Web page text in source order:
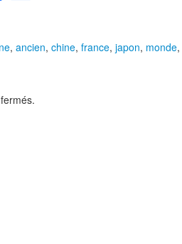
g
, ancien, chine, france, japon, monde,
les articles